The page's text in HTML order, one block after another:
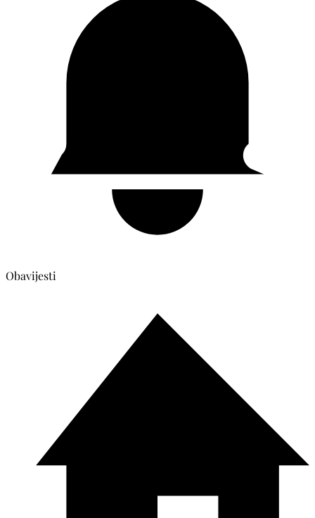
Obavijesti